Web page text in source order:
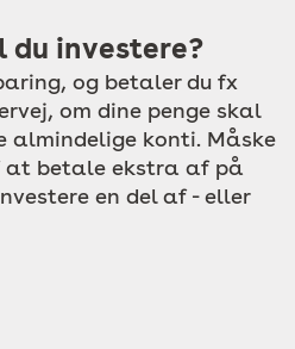
du investere?
og betaler du fx
om dine penge skal
almindelige konti. Måske
at betale ekstra af på
en del af - eller